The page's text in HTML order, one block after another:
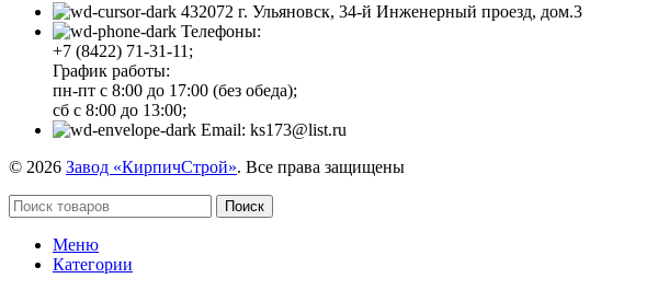
432072 г. Ульяновск, 34-й Инженерный проезд, дом.3
Телефоны:
+7 (8422) 71-31-11;
График работы:
пн-пт с 8:00 до 17:00 (без обеда);
сб с 8:00 до 13:00;
Email: ks173@list.ru
© 2026 Завод «КирпичСтрой». Все права защищены
Поиск
Меню
Категории